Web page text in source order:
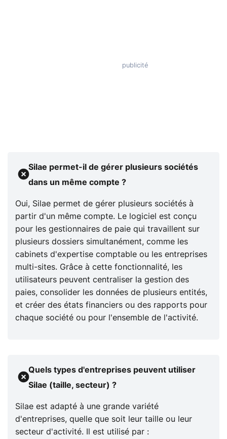
Silae permet-il de gérer plusieurs sociétés
dans un même compte ?
Oui, Silae permet de gérer plusieurs sociétés à
partir d'un même compte. Le logiciel est conçu
pour les gestionnaires de paie qui travaillent sur
plusieurs dossiers simultanément, comme les
cabinets d'expertise comptable ou les entreprises
multi-sites. Grâce à cette fonctionnalité, les
utilisateurs peuvent centraliser la gestion des
paies, consolider les données de plusieurs entités,
et créer des états financiers ou des rapports pour
chaque société ou pour l'ensemble de l'activité.
Quels types d'entreprises peuvent utiliser
Silae (taille, secteur) ?
Silae est adapté à une grande variété
d'entreprises, quelle que soit leur taille ou leur
secteur d'activité. Il est utilisé par :